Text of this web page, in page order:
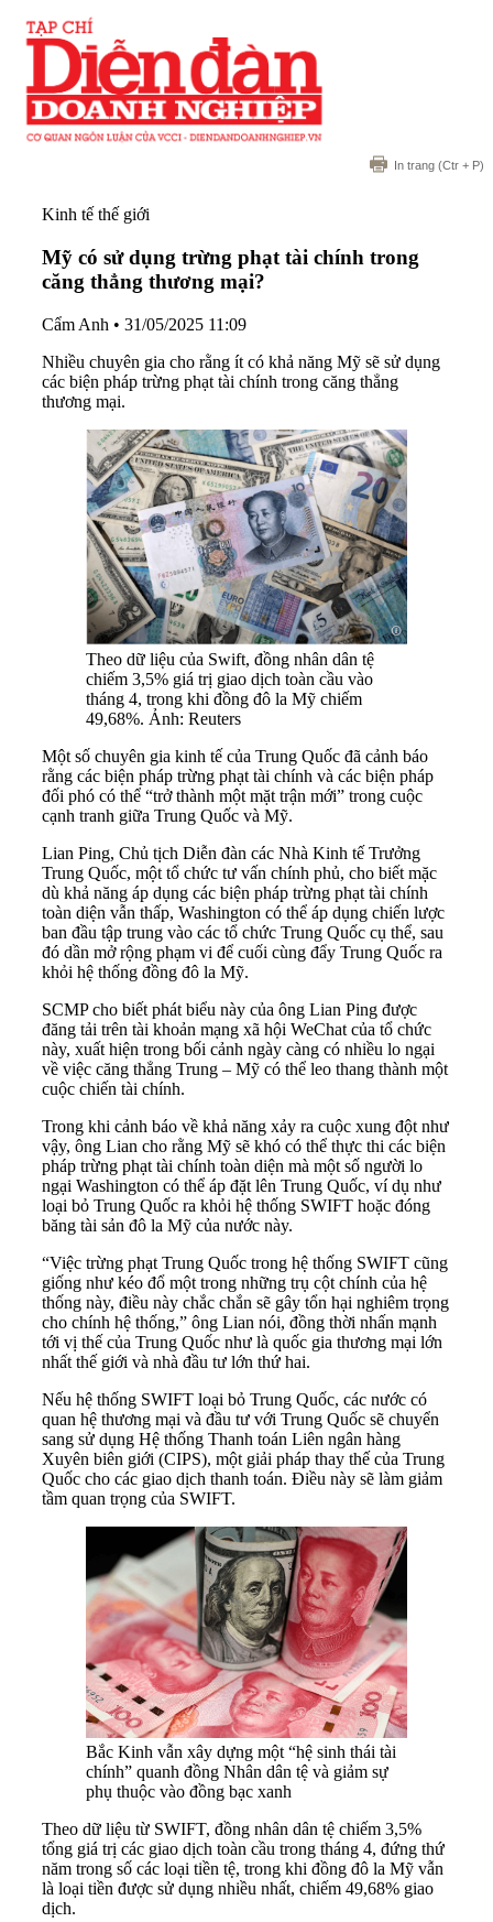
In trang (Ctr + P)
Kinh tế thế giới
Mỹ có sử dụng trừng phạt tài chính trong
căng thẳng thương mại?
Cẩm Anh • 31/05/2025 11:09
Nhiều chuyên gia cho rằng ít có khả năng Mỹ sẽ sử dụng
các biện pháp trừng phạt tài chính trong căng thẳng
thương mại.
Theo dữ liệu của Swift, đồng nhân dân tệ
chiếm 3,5% giá trị giao dịch toàn cầu vào
tháng 4, trong khi đồng đô la Mỹ chiếm
49,68%. Ảnh: Reuters
Một số chuyên gia kinh tế của Trung Quốc đã cảnh báo
rằng các biện pháp trừng phạt tài chính và các biện pháp
đối phó có thể “trở thành một mặt trận mới” trong cuộc
cạnh tranh giữa Trung Quốc và Mỹ.
Lian Ping, Chủ tịch Diễn đàn các Nhà Kinh tế Trưởng
Trung Quốc, một tổ chức tư vấn chính phủ, cho biết mặc
dù khả năng áp dụng các biện pháp trừng phạt tài chính
toàn diện vẫn thấp, Washington có thể áp dụng chiến lược
ban đầu tập trung vào các tổ chức Trung Quốc cụ thể, sau
đó dần mở rộng phạm vi để cuối cùng đẩy Trung Quốc ra
khỏi hệ thống đồng đô la Mỹ.
SCMP cho biết phát biểu này của ông Lian Ping được
đăng tải trên tài khoản mạng xã hội WeChat của tổ chức
này, xuất hiện trong bối cảnh ngày càng có nhiều lo ngại
về việc căng thẳng Trung – Mỹ có thể leo thang thành một
cuộc chiến tài chính.
Trong khi cảnh báo về khả năng xảy ra cuộc xung đột như
vậy, ông Lian cho rằng Mỹ sẽ khó có thể thực thi các biện
pháp trừng phạt tài chính toàn diện mà một số người lo
ngại Washington có thể áp đặt lên Trung Quốc, ví dụ như
loại bỏ Trung Quốc ra khỏi hệ thống SWIFT hoặc đóng
băng tài sản đô la Mỹ của nước này.
“Việc trừng phạt Trung Quốc trong hệ thống SWIFT cũng
giống như kéo đổ một trong những trụ cột chính của hệ
thống này, điều này chắc chắn sẽ gây tổn hại nghiêm trọng
cho chính hệ thống,” ông Lian nói, đồng thời nhấn mạnh
tới vị thế của Trung Quốc như là quốc gia thương mại lớn
nhất thế giới và nhà đầu tư lớn thứ hai.
Nếu hệ thống SWIFT loại bỏ Trung Quốc, các nước có
quan hệ thương mại và đầu tư với Trung Quốc sẽ chuyển
sang sử dụng Hệ thống Thanh toán Liên ngân hàng
Xuyên biên giới (CIPS), một giải pháp thay thế của Trung
Quốc cho các giao dịch thanh toán. Điều này sẽ làm giảm
tầm quan trọng của SWIFT.
Bắc Kinh vẫn xây dựng một “hệ sinh thái tài
chính” quanh đồng Nhân dân tệ và giảm sự
phụ thuộc vào đồng bạc xanh
Theo dữ liệu từ SWIFT, đồng nhân dân tệ chiếm 3,5%
tổng giá trị các giao dịch toàn cầu trong tháng 4, đứng thứ
năm trong số các loại tiền tệ, trong khi đồng đô la Mỹ vẫn
là loại tiền được sử dụng nhiều nhất, chiếm 49,68% giao
dịch.